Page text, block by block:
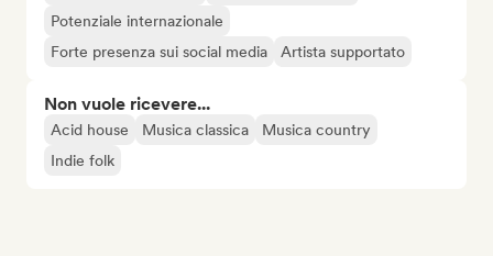
Potenziale internazionale
Forte presenza sui social media
Artista supportato
Non vuole ricevere...
Acid house Musica classica
Musica country
Indie folk